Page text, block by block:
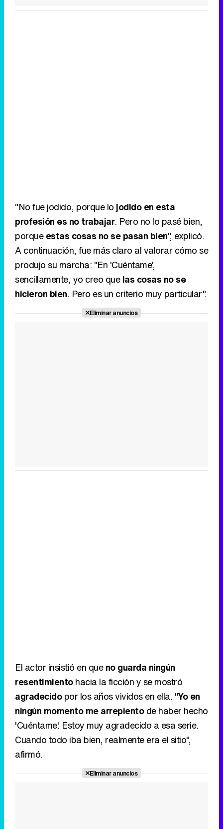
"No fue jodido, porque lo jodido en esta
profesión es no trabajar. Pero no lo pasé bien,
porqueestas cosas no se pasan bien", explicó.
A continuación, fue más claro al valorar cómo se
produjo su marcha: "En 'Cuéntame',
sencillamente, yo creo quelas cosas no se
hicieron bien. Pero es un criterio muy particular".
Eliminar anuncios
El actor insistió en queno guarda ningún
resentimientohacia la ficción y se mostró
agradecidopor los años vividos en ella. "Yo en
ningún momento me arrepientode haber hecho
'Cuéntame'. Estoy muy agradecido a esa serie.
Cuando todo iba bien, realmente era el sitio",
afirmó.
Eliminar anuncios